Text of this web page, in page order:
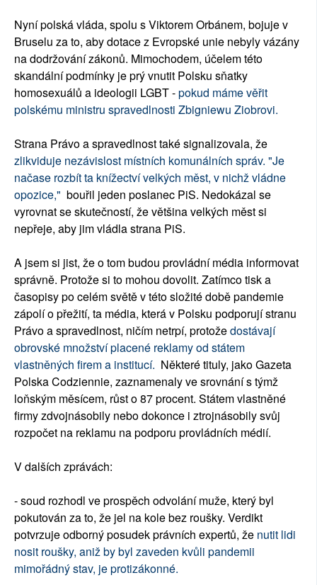
Nyní polská vláda, spolu s Viktorem Orbánem, bojuje v
Bruselu za to, aby dotace z Evropské unie nebyly vázány
na dodržování zákonů. Mimochodem, účelem této
skandální podmínky je prý vnutit Polsku sňatky
homosexuálů a ideologii LGBT -pokud máme věřit
polskému ministru spravedlnosti Zbigniewu Ziobrovi.
Strana Právo a spravedlnost také signalizovala, že
zlikviduje nezávislost místních komunálních správ. "Je
načase rozbít ta knížectví velkých měst, v nichž vládne
opozice," bouřil jeden poslanec PiS. Nedokázal se
vyrovnat se skutečností, že většina velkých měst si
nepřeje, aby jim vládla strana PiS.
A jsem si jist, že o tom budou provládní média informovat
správně. Protože si to mohou dovolit. Zatímco tisk a
časopisy po celém světě v této složité době pandemie
zápolí o přežití, ta média, která v Polsku podporují stranu
Právo a spravedlnost, ničím netrpí, protožedostávají
obrovské množství placené reklamy od státem
vlastněných firem a institucí. Některé tituly, jako Gazeta
Polska Codziennie, zaznamenaly ve srovnání s týmž
loňským měsícem, růst o 87 procent. Státem vlastněné
firmy zdvojnásobily nebo dokonce i ztrojnásobily svůj
rozpočet na reklamu na podporu provládních médií.
V dalších zprávách:
- soud rozhodl ve prospěch odvolání muže, který byl
pokutován za to, že jel na kole bez roušky. Verdikt
potvrzuje odborný posudek právních expertů, že nutit lidi
nosit roušky, aniž by byl zaveden kvůli pandemii
mimořádný stav, je protizákonné.